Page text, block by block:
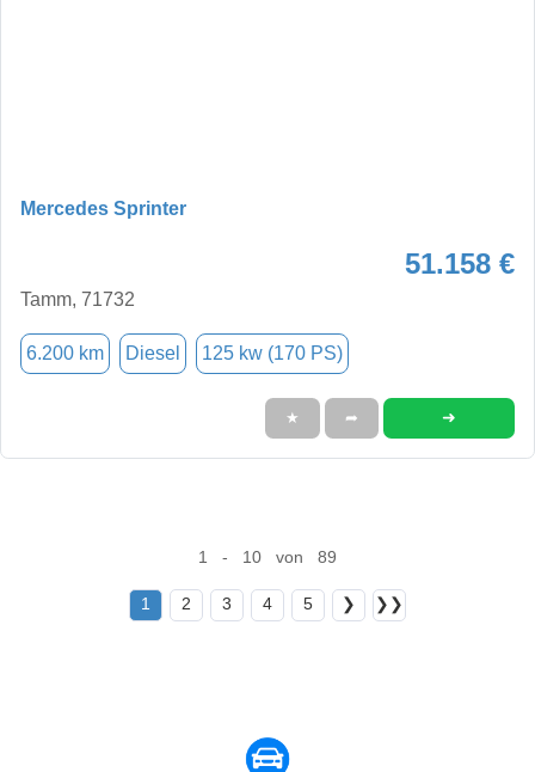
Mercedes Sprinter
51.158 €
Tamm, 71732
6.200 km Diesel 125 kw (170 PS)
★ ➦ ➜
1 - 10 von 89
1 2 3 4 5 ❯ ❯❯